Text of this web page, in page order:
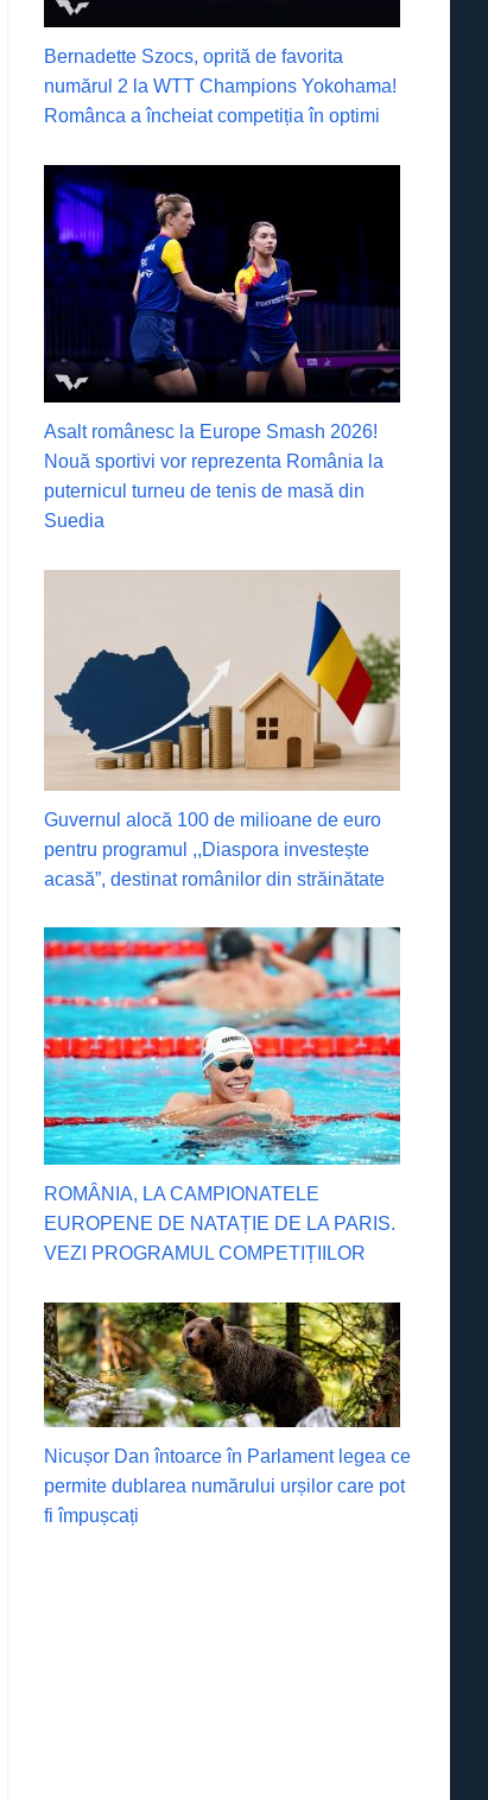
Bernadette Szocs, oprită de favorita
numărul 2 la WTT Champions Yokohama!
Românca a încheiat competiția în optimi
Asalt românesc la Europe Smash 2026!
Nouă sportivi vor reprezenta România la
puternicul turneu de tenis de masă din
Suedia
Guvernul alocă 100 de milioane de euro
pentru programul ,,Diaspora investește
acasă”, destinat românilor din străinătate
ROMÂNIA, LA CAMPIONATELE
EUROPENE DE NATAȚIE DE LA PARIS.
VEZI PROGRAMUL COMPETIȚIILOR
Nicușor Dan întoarce în Parlament legea ce
permite dublarea numărului urșilor care pot
fi împușcați